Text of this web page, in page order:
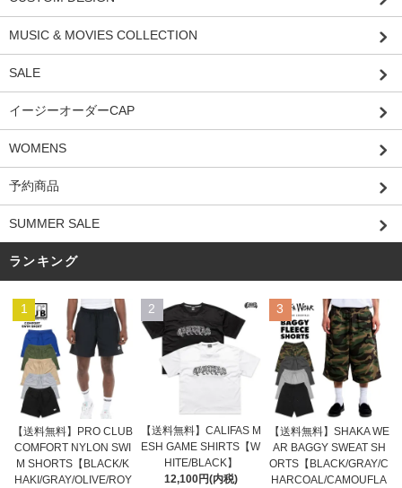
MUSIC & MOVIES COLLECTION
SALE
イージーオーダーCAP
WOMENS
予約商品
SUMMER SALE
ランキング
1
【送料無料】PRO CLUB
COMFORT NYLON SWI
M SHORTS【BLACK/K
HAKI/GRAY/OLIVE/ROY
2
【送料無料】CALIFAS M
ESH GAME SHIRTS【W
HITE/BLACK】
12,100円(内税)
3
【送料無料】SHAKA WE
AR BAGGY SWEAT SH
ORTS【BLACK/GRAY/C
HARCOAL/CAMOUFLA